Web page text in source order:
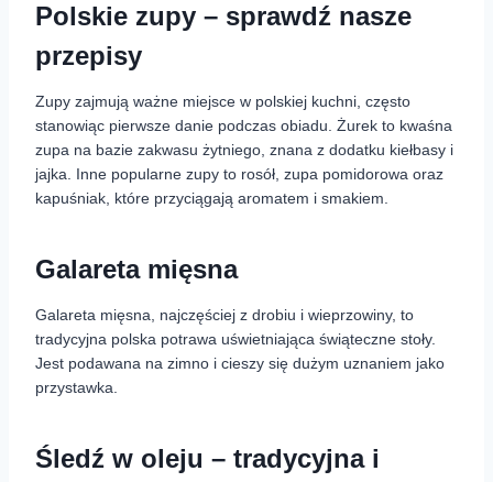
Polskie zupy – sprawdź nasze
przepisy
Zupy zajmują ważne miejsce w polskiej kuchni, często
stanowiąc pierwsze danie podczas obiadu. Żurek to kwaśna
zupa na bazie zakwasu żytniego, znana z dodatku kiełbasy i
jajka. Inne popularne zupy to rosół, zupa pomidorowa oraz
kapuśniak, które przyciągają aromatem i smakiem.
Galareta mięsna
Galareta mięsna, najczęściej z drobiu i wieprzowiny, to
tradycyjna polska potrawa uświetniająca świąteczne stoły.
Jest podawana na zimno i cieszy się dużym uznaniem jako
przystawka.
Śledź w oleju – tradycyjna i